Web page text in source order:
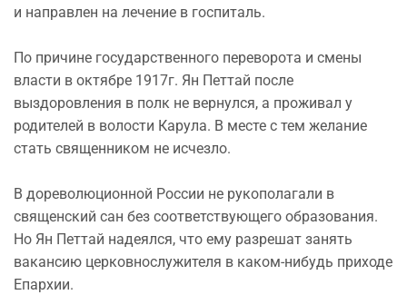
и направлен на лечение в госпиталь.
По причине государственного переворота и смены
власти в октябре 1917г. Ян Петтай после
выздоровления в полк не вернулся, а проживал у
родителей в волости Карула. В месте с тем желание
стать священником не исчезло.
В дореволюционной России не рукополагали в
священский сан без соответствующего образования.
Но Ян Петтай надеялся, что ему разрешат занять
вакансию церковнослужителя в каком-нибудь приходе
Епархии.